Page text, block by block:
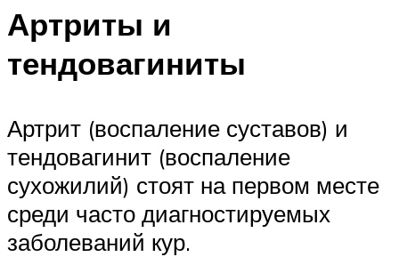
Артриты и
тендовагиниты
Артрит (воспаление суставов) и
тендовагинит (воспаление
сухожилий) стоят на первом месте
среди часто диагностируемых
заболеваний кур.